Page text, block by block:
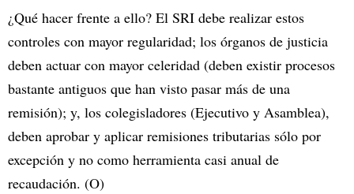
¿Qué hacer frente a ello? El SRI debe realizar estos
controles con mayor regularidad; los órganos de justicia
deben actuar con mayor celeridad (deben existir procesos
bastante antiguos que han visto pasar más de una
remisión); y, los colegisladores (Ejecutivo y Asamblea),
deben aprobar y aplicar remisiones tributarias sólo por
excepción y no como herramienta casi anual de
recaudación. (O)